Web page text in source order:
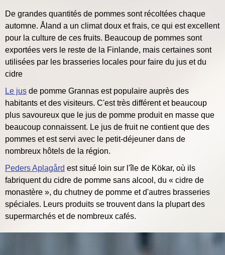
De grandes quantités de pommes sont récoltées chaque
automne. Åland a un climat doux et frais, ce qui est excellent
pour la culture de ces fruits. Beaucoup de pommes sont
exportées vers le reste de la Finlande, mais certaines sont
utilisées par les brasseries locales pour faire du jus et du
cidre
Le jus de pomme Grannas est populaire auprès des
habitants et des visiteurs. C'est très différent et beaucoup
plus savoureux que le jus de pomme produit en masse que
beaucoup connaissent. Le jus de fruit ne contient que des
pommes et est servi avec le petit-déjeuner dans de
nombreux hôtels de la région.
Peders Aplagård est situé loin sur l'île de Kökar, où ils
fabriquent du cidre de pomme sans alcool, du « cidre de
monastère », du chutney de pomme et d'autres brasseries
spéciales. Leurs produits se trouvent dans la plupart des
supermarchés et de nombreux cafés.